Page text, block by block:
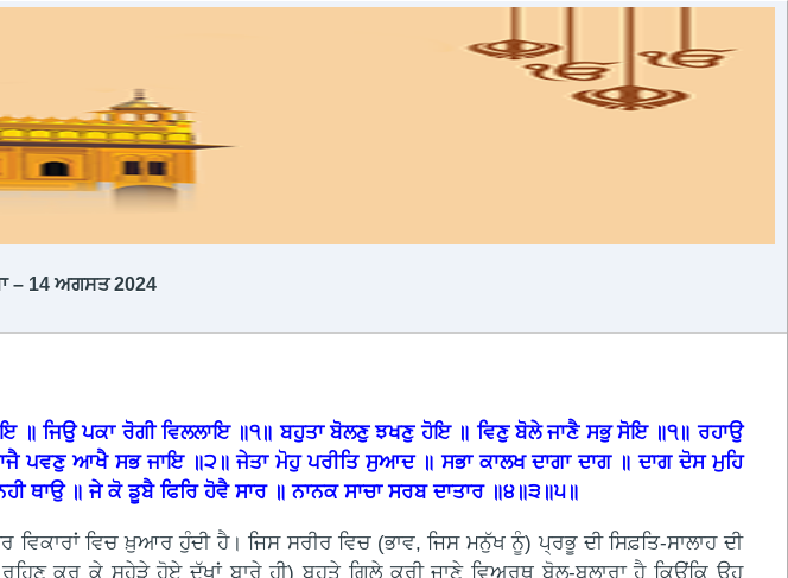
– 14 ਅਗਸਤ 2024
॥ ਜਿਉ ਪਕਾ ਰੋਗੀ ਵਿਲਲਾਇ ॥੧॥ ਬਹੁਤਾ ਬੋਲਣੁ ਝਖਣੁ ਹੋਇ ॥ ਵਿਣੁ ਬੋਲੇ ਜਾਣੈ ਸਭੁ ਸੋਇ ॥੧॥ ਰਹਾਉ
ਪਵਣੁ ਆਖੈ ਸਭ ਜਾਇ ॥੨॥ ਜੇਤਾ ਮੋਹੁ ਪਰੀਤਿ ਸੁਆਦ ॥ ਸਭਾ ਕਾਲਖ ਦਾਗਾ ਦਾਗ ॥ ਦਾਗ ਦੋਸ ਮੁਹਿ
ਥਾਉ ॥ ਜੇ ਕੋ ਡੂਬੈ ਫਿਰਿ ਹੋਵੈ ਸਾਰ ॥ ਨਾਨਕ ਸਾਚਾ ਸਰਬ ਦਾਤਾਰ ॥੪॥੩॥੫॥
ਵਿਚ ਖ਼ੁਆਰ ਹੁੰਦੀ ਹੈ। ਜਿਸ ਸਰੀਰ ਵਿਚ (ਭਾਵ, ਜਿਸ ਮਨੁੱਖ ਨੂੰ) ਪ੍ਰਭੂ ਦੀ ਸਿਫ਼ਤਿ-ਸਾਲਾਹ ਦੀ
ਕਰ ਕੇ ਸਹੇੜੇ ਹੋਏ ਦੁੱਖਾਂ ਬਾਰੇ ਹੀ) ਬਹੁਤੇ ਗਿਲੇ ਕਰੀ ਜਾਣੇ ਵਿਅਰਥ ਬੋਲ-ਬੁਲਾਰਾ ਹੈ ਕਿਉਂਕਿ ਉਹ